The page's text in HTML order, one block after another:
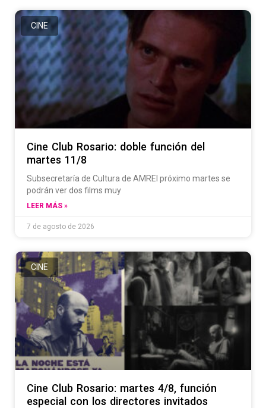
CINE
Cine Club Rosario: doble función del
martes 11/8
Subsecretaría de Cultura de AMREl próximo martes se
podrán ver dos films muy
LEER MÁS »
7 de agosto de 2026
CINE
Cine Club Rosario: martes 4/8, función
especial con los directores invitados